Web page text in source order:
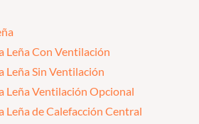
Leña Con Ventilación
Leña Sin Ventilación
Leña Ventilación Opcional
Leña de Calefacción Central